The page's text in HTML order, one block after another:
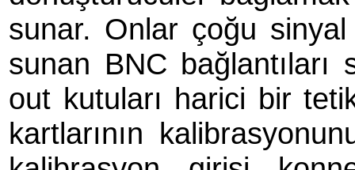
sunar. Onlar çoğu
sunan BNC
out kutuları harici bir
kartlarının